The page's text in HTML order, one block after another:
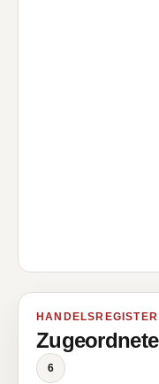
HANDELSREGISTER
6